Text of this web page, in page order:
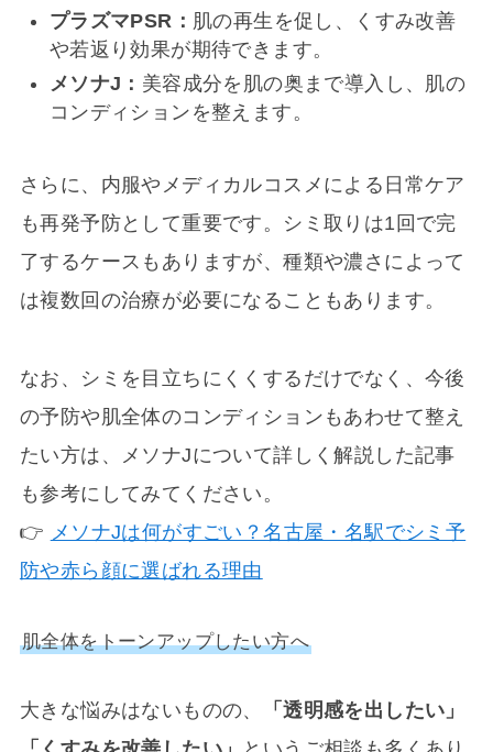
プラズマPSR： 肌の再生を促し、くすみ改善
や若返り効果が期待できます。
メソナJ： 美容成分を肌の奥まで導入し、肌の
コンディションを整えます。
さらに、内服やメディカルコスメによる日常ケア
も再発予防として重要です。シミ取りは1回で完
了するケースもありますが、種類や濃さによって
は複数回の治療が必要になることもあります。
なお、シミを目立ちにくくするだけでなく、今後
の予防や肌全体のコンディションもあわせて整え
たい方は、メソナJについて詳しく解説した記事
も参考にしてみてください。
👉 メソナJは何がすごい？名古屋・名駅でシミ予
防や赤ら顔に選ばれる理由
肌全体をトーンアップしたい方へ
大きな悩みはないものの、
「透明感を出したい」